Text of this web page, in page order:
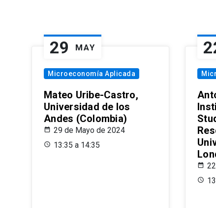
29 MAY
Microeconomía Aplicada
Mateo Uribe-Castro,
Universidad de los
Andes (Colombia)
29 de Mayo de 2024
13:35 a 14:35